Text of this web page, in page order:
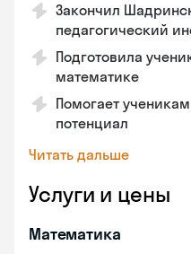
Закончил
педагогический
Подготовила
математике
Помогает
потенциал
Читать дальше
Услуги и цены
Математика